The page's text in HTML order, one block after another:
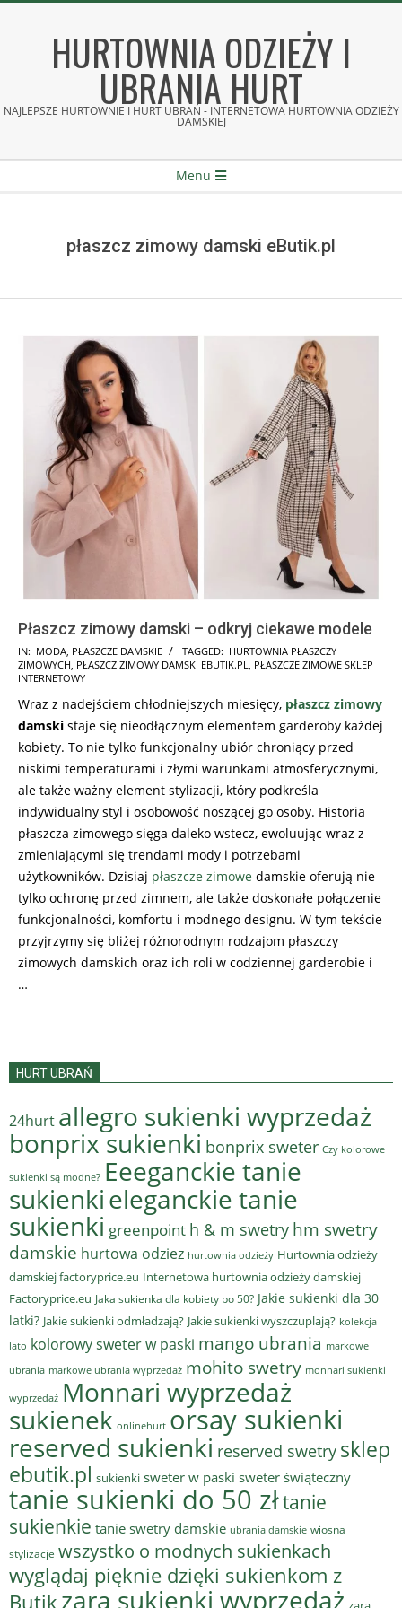
HURTOWNIA ODZIEŻY I
UBRANIA HURT
NAJLEPSZE HURTOWNIE I HURT UBRAŃ - INTERNETOWA HURTOWNIA ODZIEŻY
DAMSKIEJ
Menu
płaszcz zimowy damski eButik.pl
Płaszcz zimowy damski – odkryj ciekawe modele
2024-
03-
IN: MODA PŁASZCZE DAMSKIE TAGGED: HURTOWNIA PŁASZCZY
ZIMOWYCH PŁASZCZ ZIMOWY DAMSKI EBUTIK.PL
PŁASZCZE ZIMOWE SKLEP
INTERNETOWY
Wraz z nadejściem chłodniejszych miesięcy, płaszcz zimowy
damski staje się nieodłącznym elementem garderoby każdej
kobiety. To nie tylko funkcjonalny ubiór chroniący przed
niskimi temperaturami i złymi warunkami atmosferycznymi,
ale także ważny element stylizacji, który podkreśla
indywidualny styl i osobowość noszącej go osoby. Historia
płaszcza zimowego sięga daleko wstecz, ewoluując wraz z
zmieniającymi się trendami mody i potrzebami
użytkowników. Dzisiaj płaszcze zimowe damskie oferują nie
tylko ochronę przed zimnem, ale także doskonałe połączenie
funkcjonalności, komfortu i modnego designu. W tym tekście
przyjrzymy się bliżej różnorodnym rodzajom płaszczy
zimowych damskich oraz ich roli w codziennej garderobie i
…
HURT UBRAŃ
24hurt allegro sukienki wyprzedaż
bonprix sukienki bonprix sweter Czy kolorowe
sukienki są modne? Eeeganckie tanie
sukienkieleganckie tanie
sukienki greenpoint h & m swetry hm swetry
damskie hurtowa odziez hurtownia odzieży Hurtownia odzieży
damskiej factoryprice.eu Internetowa hurtownia odzieży damskiej
Factoryprice.eu Jaka sukienka dla kobiety po 50? Jakie sukienki dla 30
latki? Jakie sukienki odmładzają? Jakie sukienki wyszczuplają? kolekcja
lato kolorowy sweter w paski mango ubrania markowe
ubrania markowe ubrania wyprzedaż mohito swetry monnari sukienki
wyprzedaż Monnari wyprzedaż
sukienek onlinehurt orsay sukienki
reserved sukienki reserved swetry sklep
ebutik.pl sukienki sweter w paski sweter świąteczny
tanie sukienki do 50 złtanie
sukienkie tanie swetry damskie ubrania damskie wiosna
stylizacje wszystko o modnych sukienkach
wyglądaj pięknie dzięki sukienkom z
Butik zara sukienki wyprzedaż